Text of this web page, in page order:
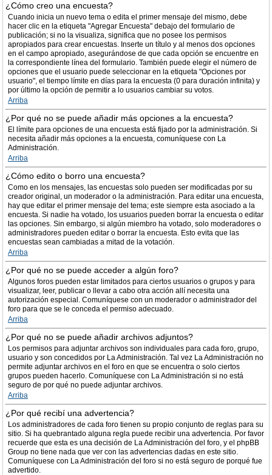
¿Cómo creo una encuesta?
Cuando inicia un nuevo tema o edita el primer mensaje del mismo, debe
hacer clic en la etiqueta "Agregar Encuesta" debajo del formulario de
publicación; si no la visualiza, significa que no posee los permisos
apropiados para crear encuestas. Inserte un título y al menos dos opciones
en el campo apropiado, asegurándose de que cada opción se encuentre en
la correspondiente línea del formulario. También puede elegir el número de
opciones que el usuario puede seleccionar en la etiqueta "Opciones por
usuario", el tiempo límite en días para la encuesta (0 para duración infinita) y
por último la opción de permitir a lo usuarios cambiar su votos.
Arriba
¿Por qué no se puede añadir más opciones a la encuesta?
El límite para opciones de una encuesta está fijado por la administración. Si
necesita añadir más opciones a la encuesta, comuníquese con La
Administración.
Arriba
¿Cómo edito o borro una encuesta?
Como en los mensajes, las encuestas solo pueden ser modificadas por su
creador original, un moderador o la administración. Para editar una encuesta,
hay que editar el primer mensaje del tema; este siempre esta asociado a la
encuesta. Si nadie ha votado, los usuarios pueden borrar la encuesta o editar
las opciones. Sin embargo, si algún miembro ha votado, solo moderadores o
administradores pueden editar o borrar la encuesta. Esto evita que las
encuestas sean cambiadas a mitad de la votación.
Arriba
¿Por qué no se puede acceder a algún foro?
Algunos foros pueden estar limitados para ciertos usuarios o grupos y para
visualizar, leer, publicar o llevar a cabo otra acción allí necesita una
autorización especial. Comuníquese con un moderador o administrador del
foro para que se le conceda el permiso adecuado.
Arriba
¿Por qué no se puede añadir archivos adjuntos?
Los permisos para adjuntar archivos son individuales para cada foro, grupo,
usuario y son concedidos por La Administración. Tal vez La Administración no
permite adjuntar archivos en el foro en que se encuentra o solo ciertos
grupos pueden hacerlo. Comuníquese con La Administración si no está
seguro de por qué no puede adjuntar archivos.
Arriba
¿Por qué recibí una advertencia?
Los administradores de cada foro tienen su propio conjunto de reglas para su
sitio. Si ha quebrantado alguna regla puede recibir una advertencia. Por favor
recuerde que esta es una decisión de La Administración del foro, y el phpBB
Group no tiene nada que ver con las advertencias dadas en este sitio.
Comuníquese con La Administración del foro si no está seguro de porqué fue
advertido.